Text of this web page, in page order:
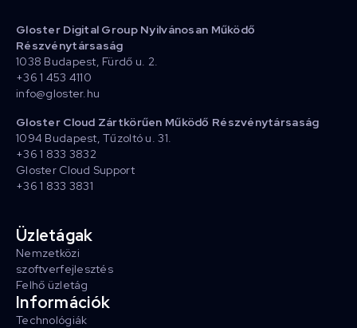
Gloster Digital Group Nyilvánosan Működő
Részvénytársaság
1038 Budapest, Fürdő u. 2.
+36 1 453 4110
info@gloster.hu
Gloster Cloud Zártkörűen Működő Részvénytársaság
1094 Budapest, Tűzoltó u. 31.
+36 1 833 3832
Gloster Cloud Support
+36 1 833 3831
Üzletágak
Nemzetközi
szoftverfejlesztés
Felhő üzletág
Információk
Technológiák